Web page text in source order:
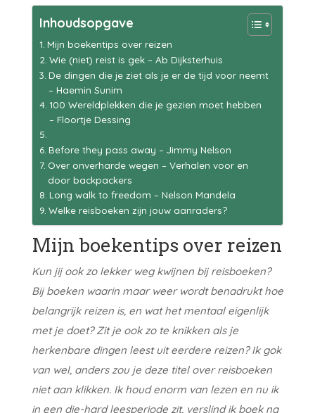
Inhoudsopgave
Mijn boekentips over reizen
Wie (niet) reist is gek – Ab Dijksterhuis
De dingen die je ziet als je er de tijd voor neemt
– Haemin Sunim
100 Wereldplekken die je gezien moet hebben
– Floortje Dessing
Before they pass away – Jimmy Nelson
Over onverharde wegen – Verhalen voor en
door backpackers
Long walk to freedom – Nelson Mandela
Welke reisboeken zijn jouw aanraders?
Mijn boekentips over reizen
Kun jij ook zo lekker weg kwijnen bij reisboeken?
Bij boeken waarin maar weer wordt benadrukt hoe
belangrijk reizen is, en wat het mentaal eigenlijk
met je doet? Zit je ook zo te knikken als je
herkenbare dingen leest uit eerdere reizen? Ik gok
van wel, anders zou je deze titel over reisboeken
niet aan klikken. Ik houd enorm van lezen en nu ik
in een die-hard leesperiode zit, verslind ik boek na